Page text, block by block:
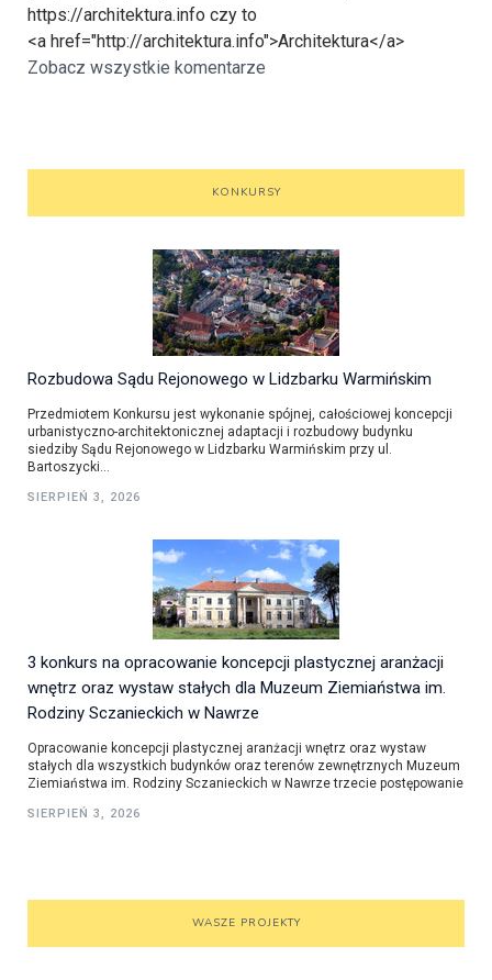
https://architektura.info czy to
<a href="http://architektura.info">Architektura</a>
Zobacz wszystkie komentarze
KONKURSY
Rozbudowa Sądu Rejonowego w Lidzbarku Warmińskim
Przedmiotem Konkursu jest wykonanie spójnej, całościowej koncepcji
urbanistyczno-architektonicznej adaptacji i rozbudowy budynku
siedziby Sądu Rejonowego w Lidzbarku Warmińskim przy ul.
Bartoszycki...
SIERPIEŃ 3, 2026
3 konkurs na opracowanie koncepcji plastycznej aranżacji
wnętrz oraz wystaw stałych dla Muzeum Ziemiaństwa im.
Rodziny Sczanieckich w Nawrze
Opracowanie koncepcji plastycznej aranżacji wnętrz oraz wystaw
stałych dla wszystkich budynków oraz terenów zewnętrznych Muzeum
Ziemiaństwa im. Rodziny Sczanieckich w Nawrze trzecie postępowanie
SIERPIEŃ 3, 2026
WASZE PROJEKTY